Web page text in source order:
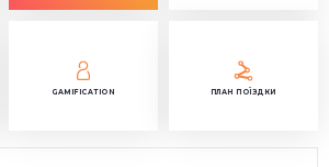
GAMIFICATION ПЛАН ПОЇЗДКИ